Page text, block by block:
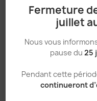
Fermeture
juillet
Nous vous
pause du 25
Pendant cette
continueront
Un processus
VOTRE
ÉTAPES